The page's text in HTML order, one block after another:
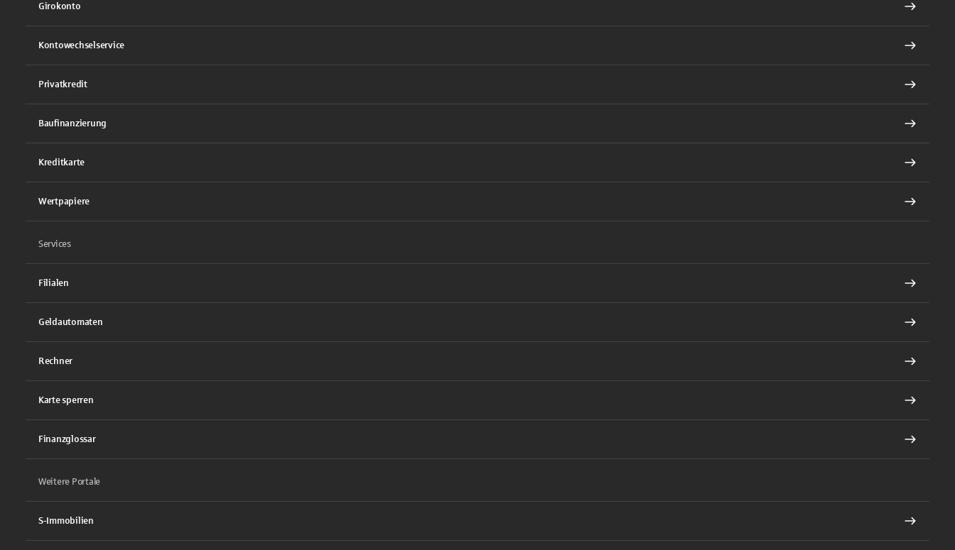
Girokonto
Kontowechselservice
Privatkredit
Baufinanzierung
Kreditkarte
Wertpapiere
Services
Filialen
Geldautomaten
Rechner
Karte sperren
Finanzglossar
Weitere Portale
S-Immobilien